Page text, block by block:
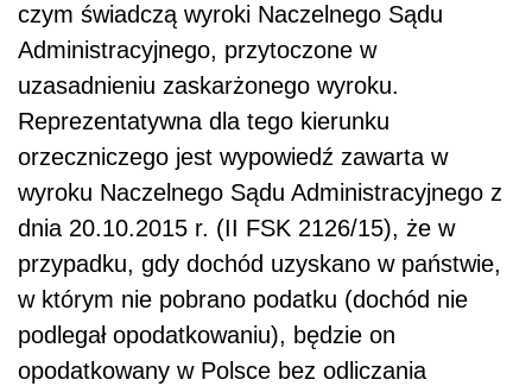
czym świadczą wyroki Naczelnego Sądu
Administracyjnego, przytoczone w
uzasadnieniu zaskarżonego wyroku.
Reprezentatywna dla tego kierunku
orzeczniczego jest wypowiedź zawarta w
wyroku Naczelnego Sądu Administracyjnego z
dnia 20.10.2015 r. (II FSK 2126/15), że w
przypadku, gdy dochód uzyskano w państwie,
w którym nie pobrano podatku (dochód nie
podlegał opodatkowaniu), będzie on
opodatkowany w Polsce bez odliczania